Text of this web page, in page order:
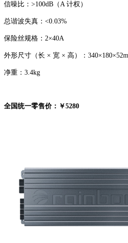
信噪比：>100dB（A 计权）
总谐波失真：<0.03%
保险丝规格：2×40A
外形尺寸（长 × 宽 × 高）：
净重：3.4kg
全国统一零售价：￥5280